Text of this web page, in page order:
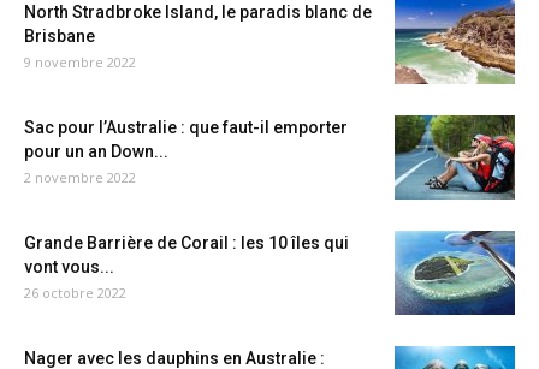
North Stradbroke Island, le paradis blanc de
Brisbane
9 novembre 2022
Sac pour l’Australie : que faut-il emporter
pour un an Down...
2 novembre 2022
Grande Barrière de Corail : les 10 îles qui
vont vous...
26 octobre 2022
Nager avec les dauphins en Australie :